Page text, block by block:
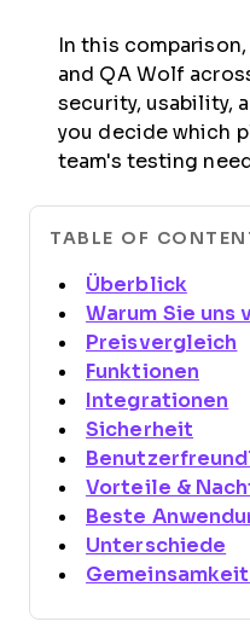
In this
and QA Wolf
security, usability,
you decide which
team's testing
TABLE OF
Überblick
Warum Sie uns
Preisvergleich
Funktionen
Integrationen
Sicherheit
Vorteile &
Beste
Unterschiede